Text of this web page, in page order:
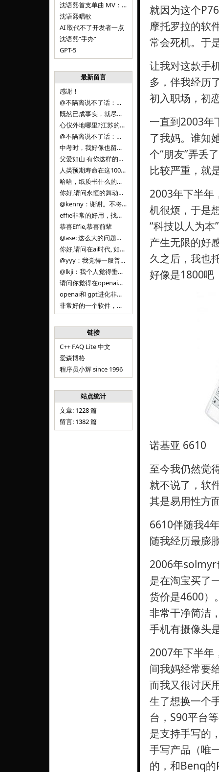
沈语熙首支单曲 MV：告别的倒影
沈语熙唱歌
AI 取代不了开发者一点
沈语熙“手办”
GPT-5
最新留言
感谢！
@不隔离说不了话：浙江的
既然已成事实，就尽量接受了。 事情未能如愿已是不幸，没必要为此反复纠结来进行不必要的自我惩罚。 之前问过家里的小朋友是否想学编
心仪外地哪里?江苏的？顺其自然，全面发展才是。
@不隔离说不了话：确实，一晃三年。
中考时，我好像也留言过的，可乐好像和我们考得差不多。 一晃三年，我们江苏24年，物化生612分，女孩。 其实高考只是长跑的
父爱如山 有你这样的父亲做后盾，可乐未来的路一定会走得踏实又精彩
人类预期寿命在这100年，每2-3年增长一岁，到你们这一代大概率能到100岁，46岁还是正当年,可能不是八九点中的太阳了，但还是1
哈哈，纸质书什么的目前没有打算和计划，微信读书我不太熟悉，研究看看。目前，我只发在自己博客和起点上。关于小说内容方面，谢谢你的建议
你好,请问永恒的舞动什么时候可以出版纸质书,或者登陆微信读书.另外小说内容能不能更大气一些,不要只是局限于与一对男女的爱情和ai安
@kenny：谢谢。不将GIF显示为动图，主要是考虑到Effie本身的“极简、无干扰”的设计哲学，动图无疑是“干扰”之一。
effie非常的好用，找了很多年，终于找到这款，已经推荐给身边不少朋友使用和付费。有个小建议，文档里面是否可以增加gif的动图显示
恭喜Effie,恭喜前辈
@ase: 这么大的问题，我觉得我并没有答案。又或者说，每个人（公司）有自己的答案。
你好,请问在ai时代, 如何做软件. 是像以前那样,先构建软件的功能界面和服务,比如Office,嘀嘀打车,airbnb那样的界面
@yyy：我觉得一般普通人（非技术类以及非AI专业领域的人）会接触到的大语言模型肯定是大厂的超级模型。开源模型以后会更多被用在垂直
@lkji：我个人觉得垂直模型会自成一条发展线路的。AI 落地实际应用，一定还是垂直领域会更多。只是，垂直领域每个领域都不大，所以
请问你觉得在openai大语言模型一日千里的情况下，人们还需要去了解学习理解使用开源模型吗，还是说只需要使用openai的大语言模
openai和 gpt进化非常快， 还有垂直模型的机会吗
非常好的一个软件，恭喜。
链接
C++ FAQ Lite 中文
爱森博格
程序员小辉 since 1996
站点统计
文章: 1228 篇
留言: 1382 篇
就因为这个
摩托罗拉的软
常会死机。于
让我对这款手
多，伴我经历
初入职场，初
一直到2003年
了我妈。谁知
个“朋友”弄丢
比较严重，就
2003年下半年
机很烦，于是
“科技以人为
产生无限的好
久之后，我也
好像是1800吧
诺基亚 6610
至今我仍然觉
就不说了，软
其是易用性方
6610伴随我4
随我经历最膨
2006年solmyr
是在淘宝买了
货价是4600）
非常干净简洁
手机有摄像头
2007年下半年
间我妈经常要
而我又很讨厌
生了想换一个
台，S90平台
是支持手写的
手写产品（唯
的，和Benq